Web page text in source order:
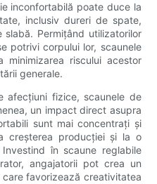
inconfortabilă poate duce la
inclusiv dureri de spate,
Permițând utilizatorilor
potrivi corpului lor, scaunele
riscului acestor
generale.
afecțiuni fizice, scaunele de
un impact direct asupra
sunt mai concentrați și
creșterea producției și la o
în scaune reglabile
angajatorii pot crea un
favorizează creativitatea